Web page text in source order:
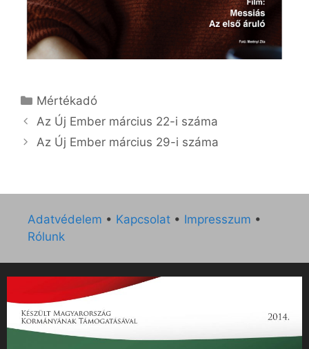
Kategória
Mértékadó
Az Új Ember március 22-i száma
Az Új Ember március 29-i száma
Adatvédelem • Kapcsolat • Impresszum •
Rólunk